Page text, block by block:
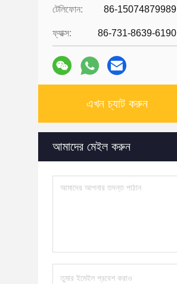
টেলিফোন: 86-15074879989
ফ্যাক্স: 86-731-8639-6190
এখন চ্যাট করুন
আমাদের মেইল ​​করুন